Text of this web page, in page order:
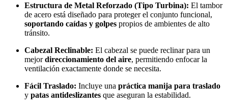
Estructura de Metal Reforzado (Tipo Turbina): El tambor
de acero está diseñado para proteger el conjunto funcional,
soportando caídas y golpes propios de ambientes de alto
tránsito.
Cabezal Reclinable: El cabezal se puede reclinar para un
mejordireccionamiento del aire, permitiendo enfocar la
ventilación exactamente donde se necesita.
Fácil Traslado: Incluye una práctica manija para traslado
y patas antideslizantes que aseguran la estabilidad.